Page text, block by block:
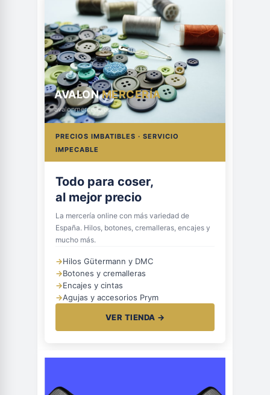
AVALONMERCERÍA
avalonmerceria.es
PRECIOS IMBATIBLES · SERVICIO
IMPECABLE
Todo para coser,
al mejor precio
La mercería online con más variedad de
España. Hilos, botones, cremalleras, encajes y
mucho más.
→Hilos Gütermann y DMC
→Botones y cremalleras
→Encajes y cintas
→Agujas y accesorios Prym
VER TIENDA →